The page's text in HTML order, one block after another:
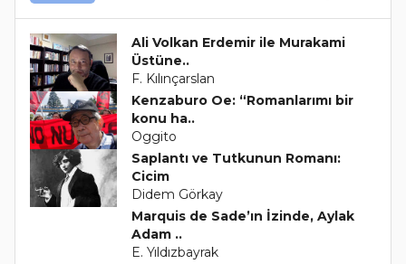
Ali Volkan Erdemir ile Murakami
Üstüne..
F. Kılınçarslan
Kenzaburo Oe: “Romanlarımı bir
konu ha..
Oggito
Saplantı ve Tutkunun Romanı:
Cicim
Didem Görkay
Marquis de Sade’ın İzinde, Aylak
Adam ..
E. Yıldızbayrak